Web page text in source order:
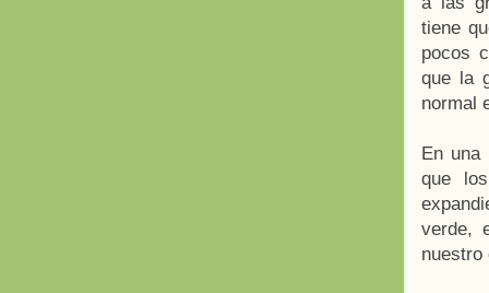
tiene
pocos
que la
normal
En
que
verde,
nuestro